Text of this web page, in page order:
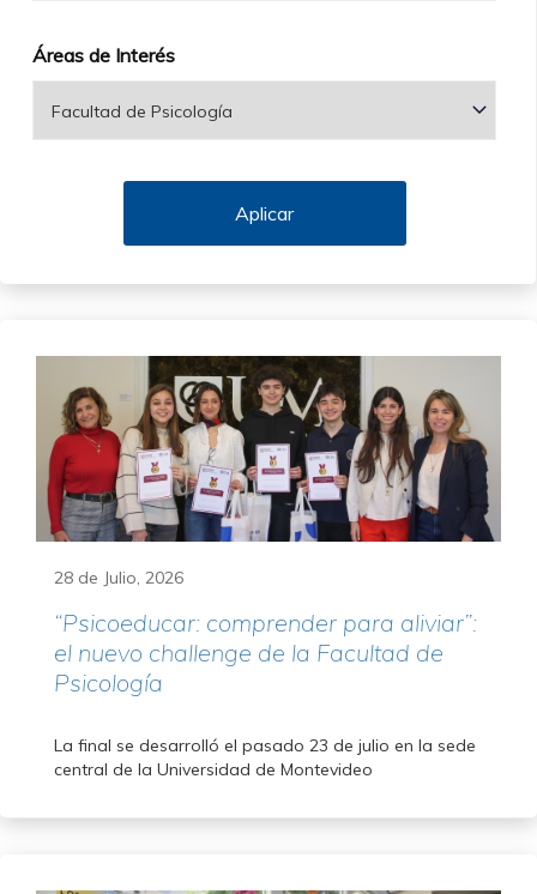
Áreas de Interés
28 de Julio, 2026
“Psicoeducar: comprender para aliviar”:
el nuevo challenge de la Facultad de
Psicología
La final se desarrolló el pasado 23 de julio en la sede
central de la Universidad de Montevideo